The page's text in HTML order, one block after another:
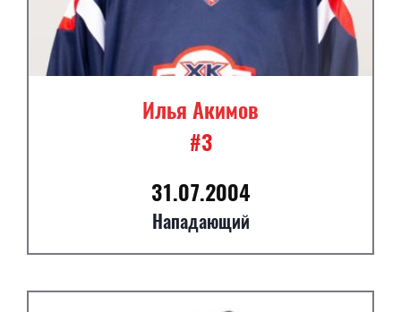
Илья Акимов
#3
31.07.2004
Нападающий